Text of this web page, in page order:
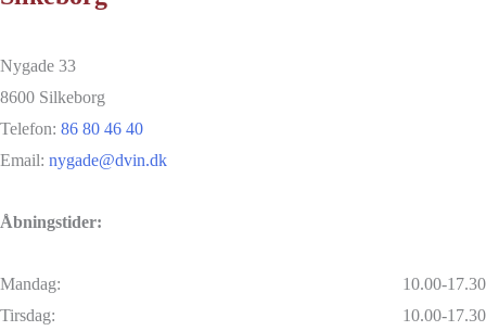
Nygade 33
8600 Silkeborg
Telefon: 86 80 46 40
Email: nygade@dvin.dk
Åbningstider:
Mandag:
10.00-17.30
Tirsdag:
10.00-17.30